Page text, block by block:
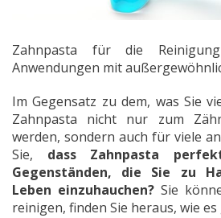
Zahnpasta für die
Anwendungen mit
Im Gegensatz zu dem, was Sie
Zahnpasta nicht nur zum
werden, sondern auch für viele
Sie, dass Zahnpasta
Gegenständen, die Sie zu
Leben einzuhauchen? Sie
reinigen, finden Sie heraus, wie es